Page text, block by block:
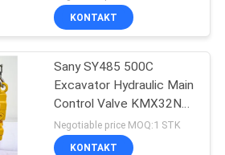
KONTAKT
Sany SY485 500C
Excavator Hydraulic Main
Control Valve KMX32NA
High Quality
Negotiable price MOQ:1 STK
KONTAKT